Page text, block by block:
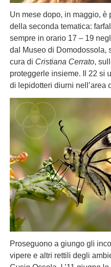
Un mese dopo, in maggio, è
della seconda tematica:
sempre in orario 17 – 19
dal Museo di Domodossola,
cura di Cristiana Cerrato,
proteggerle insieme. Il 22 si
di lepidotteri diurni nell’area
Proseguono a giungo gli
vipere e altri rettili degli